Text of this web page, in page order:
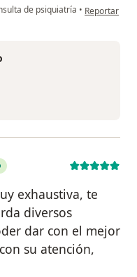
de psiquiatría • en opinión
Reportar
exhaustiva, te
diversos
dar con el mejor
su atención,